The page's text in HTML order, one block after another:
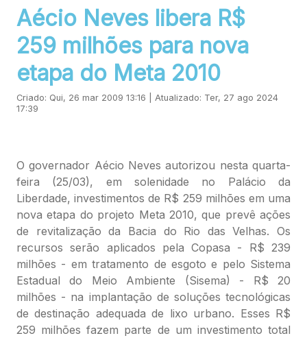
Aécio Neves libera R$
259 milhões para nova
etapa do Meta 2010
Criado: Qui, 26 mar 2009 13:16 | Atualizado: Ter, 27 ago 2024
17:39
O governador Aécio Neves autorizou nesta quarta-
feira (25/03), em solenidade no Palácio da
Liberdade, investimentos de R$ 259 milhões em uma
nova etapa do projeto Meta 2010, que prevê ações
de revitalização da Bacia do Rio das Velhas. Os
recursos serão aplicados pela Copasa - R$ 239
milhões - em tratamento de esgoto e pelo Sistema
Estadual do Meio Ambiente (Sisema) - R$ 20
milhões - na implantação de soluções tecnológicas
de destinação adequada de lixo urbano. Esses R$
259 milhões fazem parte de um investimento total